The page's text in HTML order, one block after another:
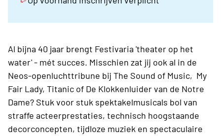
Al bijna 40 jaar brengt Festivaria 'theater op het
water' - mét succes. Misschien zat jij ook al in de
Neos-openluchttribune bij The Sound of Music, My
Fair Lady, Titanic of De Klokkenluider van de Notre
Dame? Stuk voor stuk spektakelmusicals bol van
straffe acteerprestaties, technisch hoogstaande
decorconcepten, tijdloze muziek en spectaculaire